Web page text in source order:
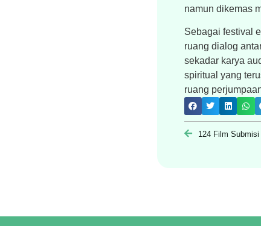
namun dikemas
Sebagai festival
ruang dialog
sekadar karya
spiritual yang
ruang
124 Film